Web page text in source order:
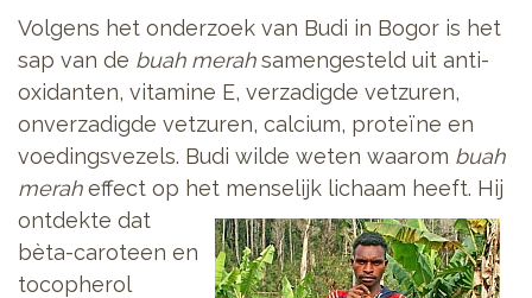
Volgens het onderzoek van Budi in Bogor is het
sap van de buah merahsamengesteld uit anti-
oxidanten, vitamine E, verzadigde vetzuren,
onverzadigde vetzuren, calcium, proteïne en
voedingsvezels. Budi wilde weten waarom buah
meraheffect op het menselijk lichaam heeft. Hij
ontdekte dat
bèta-caroteen en
tocopherol